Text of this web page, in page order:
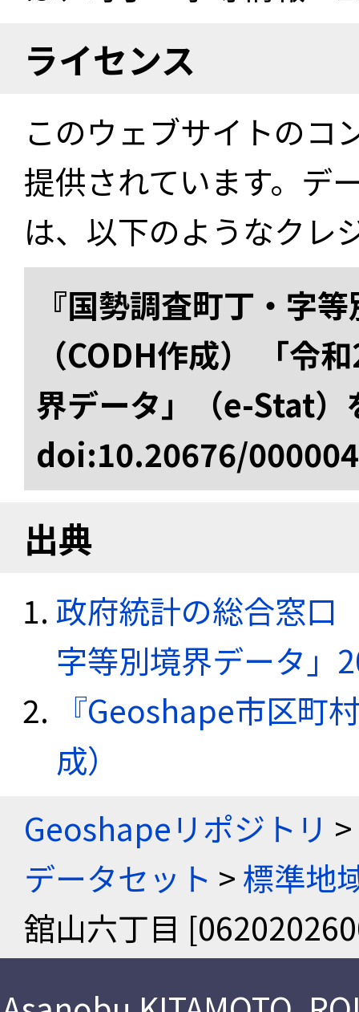
ライセンス
このウェブサイトのコ
提供されています。デ
は、以下のようなクレ
『国勢調査町丁・字
（CODH作成） 「令
界データ」（e-Stat）
doi:10.20676/
出典
政府統計の総合窓口
字等別境界データ」
『Geoshape市区町
成）
Geoshapeリポジトリ >
データセット >標準地
舘山六丁目